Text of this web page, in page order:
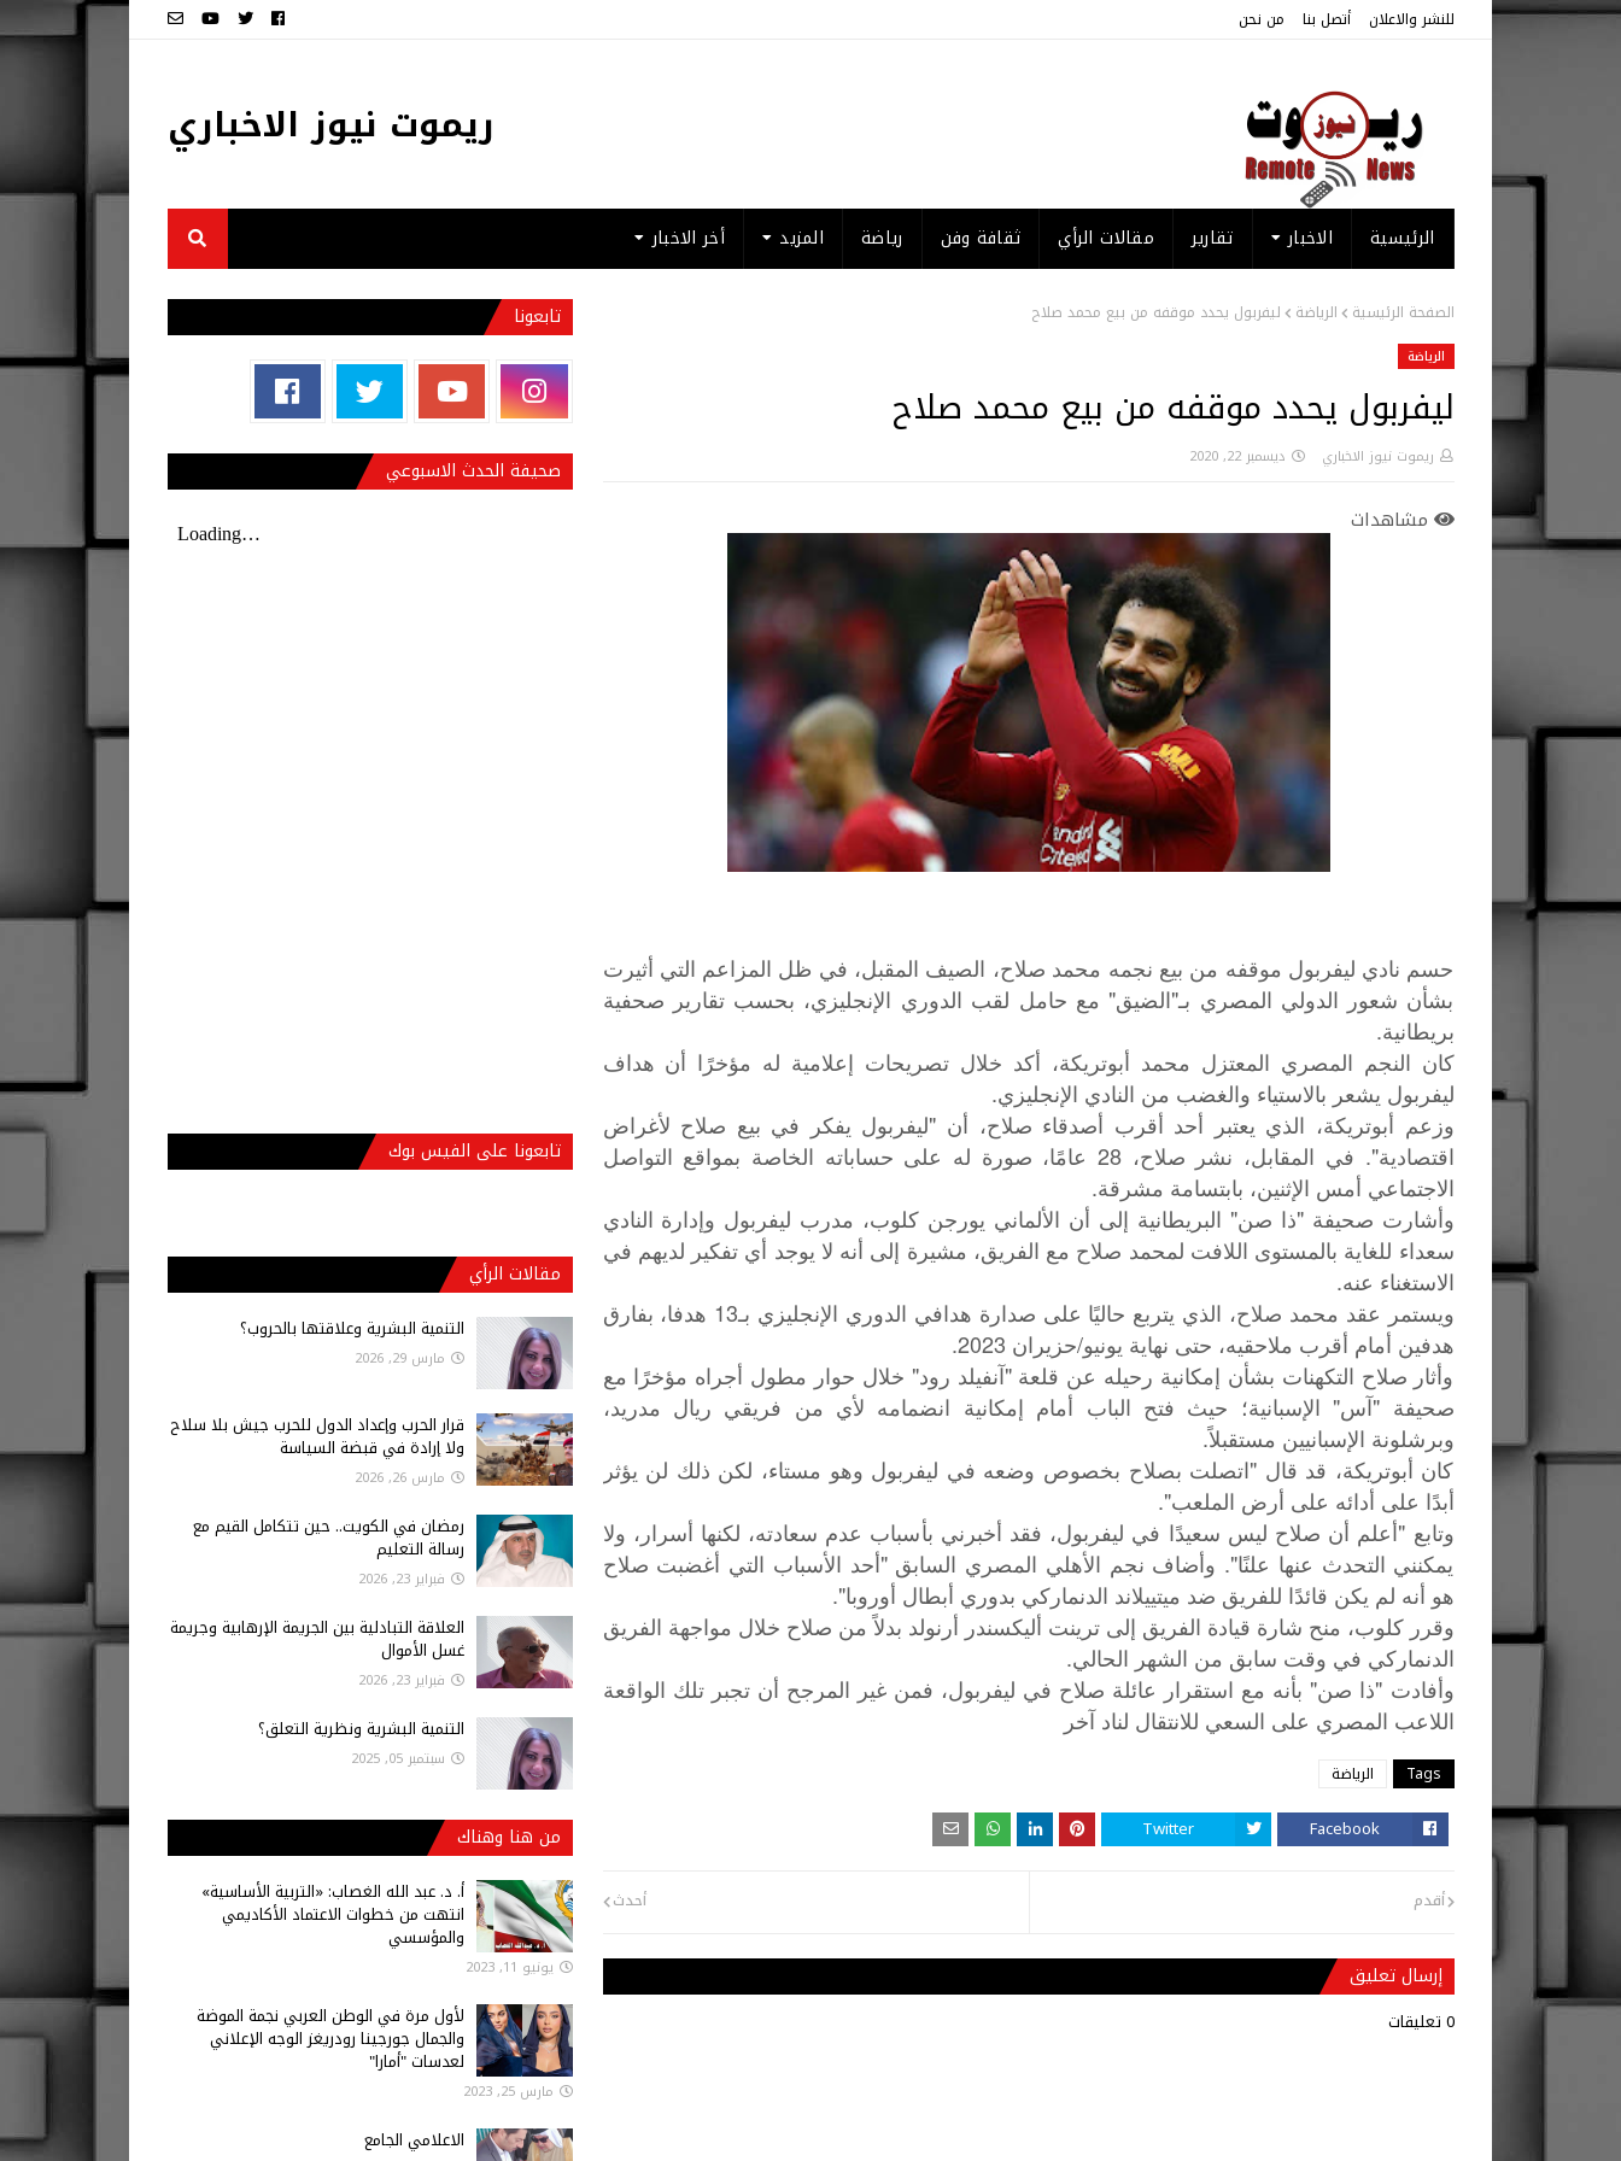
للنشر والاعلان أتصل بنا من نحن
ريموت نيوز الاخباري
الرئيسية الاخبار تقارير مقالات الرأي ثقافة وفن رياضة المزيد أخر الاخبار
الصفحة الرئيسية الرياضة ليفربول يحدد موقفه من بيع محمد صلاح
الرياضة
ليفربول يحدد موقفه من بيع محمد صلاح
ريموت نيوز الاخباري ديسمبر 22, 2020
مشاهدات
حسم نادي ليفربول موقفه من بيع نجمه محمد صلاح، الصيف المقبل، في ظل المزاعم التي أثيرت
بشأن شعور الدولي المصري بـ"الضيق" مع حامل لقب الدوري الإنجليزي، بحسب تقارير صحفية
بريطانية.
كان النجم المصري المعتزل محمد أبوتريكة، أكد خلال تصريحات إعلامية له مؤخرًا أن هداف
ليفربول يشعر بالاستياء والغضب من النادي الإنجليزي.
وزعم أبوتريكة، الذي يعتبر أحد أقرب أصدقاء صلاح، أن "ليفربول يفكر في بيع صلاح لأغراض
اقتصادية". في المقابل، نشر صلاح، 28 عامًا، صورة له على حساباته الخاصة بمواقع التواصل
الاجتماعي أمس الإثنين، بابتسامة مشرقة.
وأشارت صحيفة "ذا صن" البريطانية إلى أن الألماني يورجن كلوب، مدرب ليفربول وإدارة النادي
سعداء للغاية بالمستوى اللافت لمحمد صلاح مع الفريق، مشيرة إلى أنه لا يوجد أي تفكير لديهم في
الاستغناء عنه.
ويستمر عقد محمد صلاح، الذي يتربع حاليًا على صدارة هدافي الدوري الإنجليزي بـ13 هدفا، بفارق
هدفين أمام أقرب ملاحقيه، حتى نهاية يونيو/حزيران 2023.
وأثار صلاح التكهنات بشأن إمكانية رحيله عن قلعة "آنفيلد رود" خلال حوار مطول أجراه مؤخرًا مع
صحيفة "آس" الإسبانية؛ حيث فتح الباب أمام إمكانية انضمامه لأي من فريقي ريال مدريد،
وبرشلونة الإسبانيين مستقبلاً.
كان أبوتريكة، قد قال "اتصلت بصلاح بخصوص وضعه في ليفربول وهو مستاء، لكن ذلك لن يؤثر
أبدًا على أدائه على أرض الملعب".
وتابع "أعلم أن صلاح ليس سعيدًا في ليفربول، فقد أخبرني بأسباب عدم سعادته، لكنها أسرار، ولا
يمكنني التحدث عنها علنًا". وأضاف نجم الأهلي المصري السابق "أحد الأسباب التي أغضبت صلاح
هو أنه لم يكن قائدًا للفريق ضد ميتييلاند الدنماركي بدوري أبطال أوروبا".
وقرر كلوب، منح شارة قيادة الفريق إلى ترينت أليكسندر أرنولد بدلاً من صلاح خلال مواجهة الفريق
الدنماركي في وقت سابق من الشهر الحالي.
وأفادت "ذا صن" بأنه مع استقرار عائلة صلاح في ليفربول، فمن غير المرجح أن تجبر تلك
الواقعة
اللاعب المصري على السعي للانتقال لناد آخر
Tags الرياضة
Facebook
Twitter
أحدث أقدم
إرسال تعليق
0 تعليقات
تابعونا
صحيفة الحدث الاسبوعي
تابعونا على الفيس بوك
مقالات الرأي
التنمية البشرية وعلاقتها بالحروب؟
مارس 29, 2026
قرار الحرب وإعداد الدول للحرب جيش بلا سلاح
ولا إرادة في قبضة السياسة
مارس 26, 2026
رمضان في الكويت.. حين تتكامل القيم مع
رسالة التعليم
فبراير 23, 2026
العلاقة التبادلية بين الجريمة الإرهابية وجريمة
غسل الأموال
فبراير 23, 2026
التنمية البشرية ونظرية التعلق؟
سبتمبر 05, 2025
من هنا وهناك
أ‌. د. عبد الله الغصاب: «التربية الأساسية»
انتهت من خطوات الاعتماد الأكاديمي
والمؤسسي
يونيو 11, 2023
لأول مرة في الوطن العربي نجمة الموضة
والجمال جورجينا رودريغز الوجه الإعلاني
لعدسات "أمارا"
مارس 25, 2023
الاعلامي الجامع